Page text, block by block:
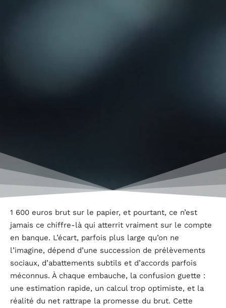
1 600 euros brut sur le papier, et pourtant, ce n’est
jamais ce chiffre-là qui atterrit vraiment sur le compte
en banque. L’écart, parfois plus large qu’on ne
l’imagine, dépend d’une succession de prélèvements
sociaux, d’abattements subtils et d’accords parfois
méconnus. À chaque embauche, la confusion guette :
une estimation rapide, un calcul trop optimiste, et la
réalité du net rattrape la promesse du brut. Cette